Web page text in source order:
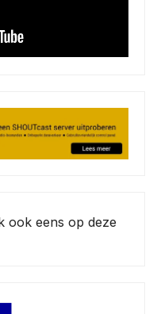
ook eens op deze